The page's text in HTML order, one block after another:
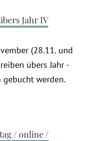
Jahr IV
(28.11. und
übers Jahr -
werden.
/ online /